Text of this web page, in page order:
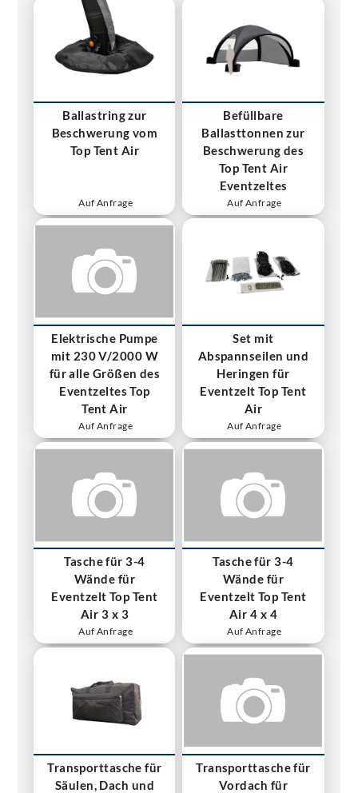
Ballastring zur
Beschwerung vom
Top Tent Air
Auf Anfrage
Befüllbare
Ballasttonnen zur
Beschwerung des
Top Tent Air
Eventzeltes
Auf Anfrage
Elektrische Pumpe
mit 230 V/2000 W
für alle Größen des
Eventzeltes Top
Tent Air
Auf Anfrage
Set mit
Abspannseilen und
Heringen für
Eventzelt Top Tent
Air
Auf Anfrage
Tasche für 3-4
Wände für
Eventzelt Top Tent
Air 3 x 3
Auf Anfrage
Tasche für 3-4
Wände für
Eventzelt Top Tent
Air 4 x 4
Auf Anfrage
Transporttasche für
Säulen, Dach und
Transporttasche für
Vordach für